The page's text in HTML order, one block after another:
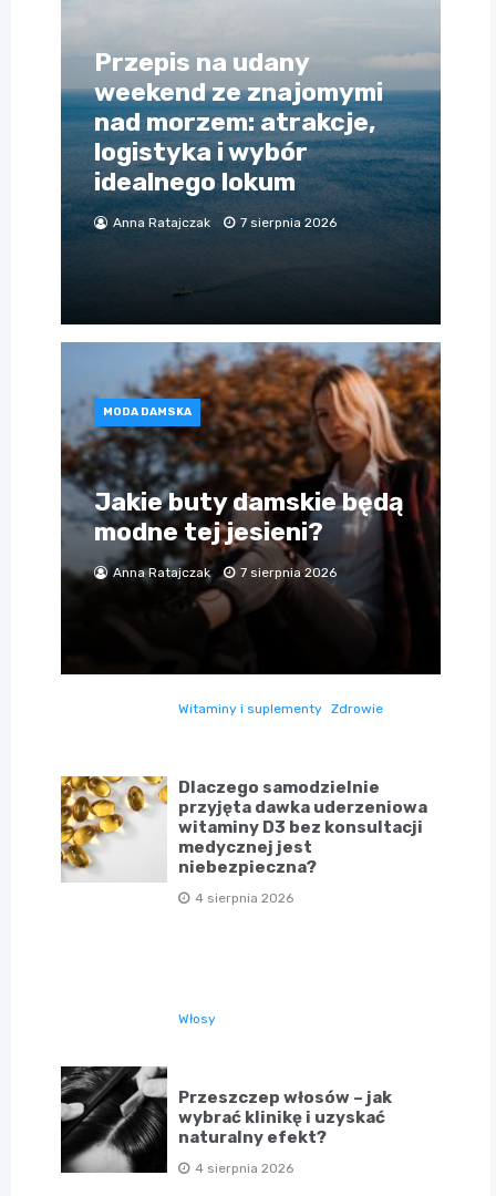
Przepis na udany
weekend ze znajomymi
nad morzem: atrakcje,
logistyka i wybór
idealnego lokum
Anna Ratajczak 7 sierpnia 2026
MODA DAMSKA
Jakie buty damskie będą
modne tej jesieni?
Anna Ratajczak 7 sierpnia 2026
Witaminy i suplementy Zdrowie
Dlaczego samodzielnie
przyjęta dawka uderzeniowa
witaminy D3 bez konsultacji
medycznej jest
niebezpieczna?
4 sierpnia 2026
Włosy
Przeszczep włosów – jak
wybrać klinikę i uzyskać
naturalny efekt?
4 sierpnia 2026